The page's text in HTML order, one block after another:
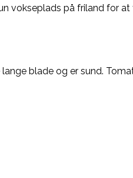
vokseplads på friland for
blade og er sund.